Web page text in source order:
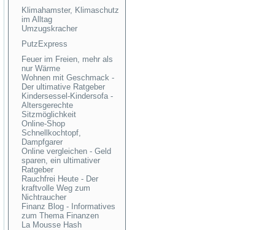
Klimahamster, Klimaschutz
im Alltag
Umzugskracher
PutzExpress
Feuer im Freien, mehr als
nur Wärme
Wohnen mit Geschmack -
Der ultimative Ratgeber
Kindersessel-Kindersofa -
Altersgerechte
Sitzmöglichkeit
Online-Shop
Schnellkochtopf,
Dampfgarer
Online vergleichen - Geld
sparen, ein ultimativer
Ratgeber
Rauchfrei Heute - Der
kraftvolle Weg zum
Nichtraucher
Finanz Blog - Informatives
zum Thema Finanzen
La Mousse Hash